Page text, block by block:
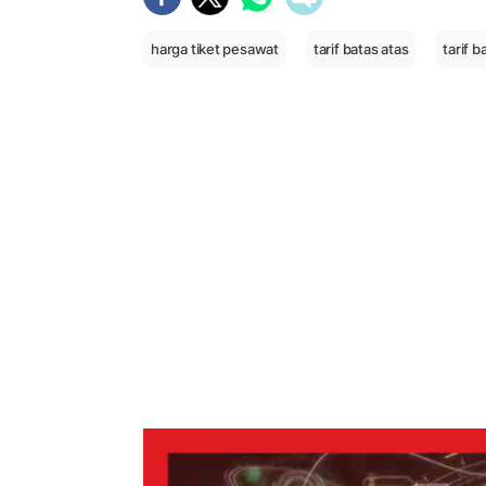
harga tiket pesawat tarif batas atas tarif